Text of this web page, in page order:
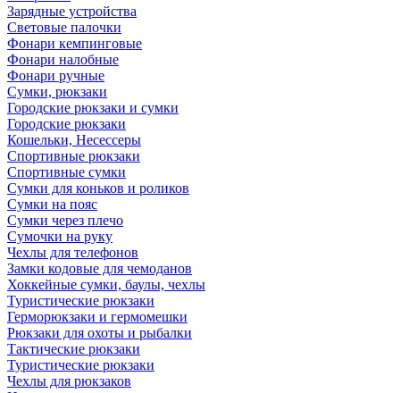
Зарядные устройства
Световые палочки
Фонари кемпинговые
Фонари налобные
Фонари ручные
Сумки, рюкзаки
Городские рюкзаки и сумки
Городские рюкзаки
Кошельки, Несессеры
Спортивные рюкзаки
Спортивные сумки
Сумки для коньков и роликов
Сумки на пояс
Сумки через плечо
Сумочки на руку
Чехлы для телефонов
Замки кодовые для чемоданов
Хоккейные сумки, баулы, чехлы
Туристические рюкзаки
Герморюкзаки и гермомешки
Рюкзаки для охоты и рыбалки
Тактические рюкзаки
Туристические рюкзаки
Чехлы для рюкзаков